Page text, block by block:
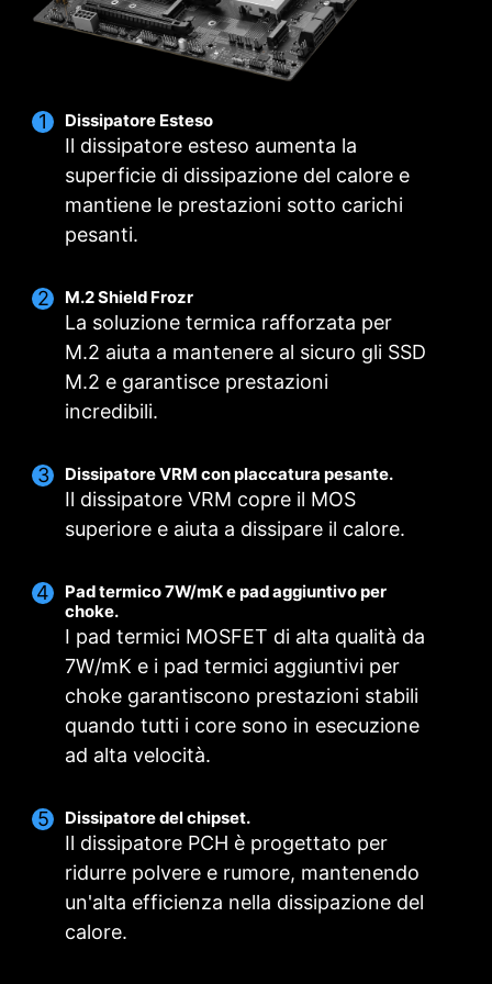
Dissipatore Esteso
Il dissipatore esteso aumenta la
superficie di dissipazione del calore e
mantiene le prestazioni sotto carichi
pesanti.
M.2 Shield Frozr
La soluzione termica rafforzata per
M.2 aiuta a mantenere al sicuro gli SSD
M.2 e garantisce prestazioni
incredibili.
Dissipatore VRM con placcatura pesante.
Il dissipatore VRM copre il MOS
superiore e aiuta a dissipare il calore.
Pad termico 7W/mK e pad aggiuntivo per
choke.
I pad termici MOSFET di alta qualità da
7W/mK e i pad termici aggiuntivi per
choke garantiscono prestazioni stabili
quando tutti i core sono in esecuzione
ad alta velocità.
Dissipatore del chipset.
Il dissipatore PCH è progettato per
ridurre polvere e rumore, mantenendo
un'alta efficienza nella dissipazione del
calore.
PER DISSIPATORE
CPU
LIQUIDO
Consegna di potenza
da 3A / Supporta il
rilevamento
automatico
PER VENTOLA DI
SISTEMA
Supporta il
VENTOLE MANUALI
VENTOLE SMART & VENTOLE MANUALI
Consenti agli utenti di modificare la curva di
temperatura con i 4 punti forniti
Ventole Manuali
la temperatura a una percentuale impostata
Regola le impostazioni della ventola in base alla
modalità selezionata nello scenario utente
BIOS Mode
Personalizzazione utente
Personalizza le impostazioni della ventola da
parte degli utenti